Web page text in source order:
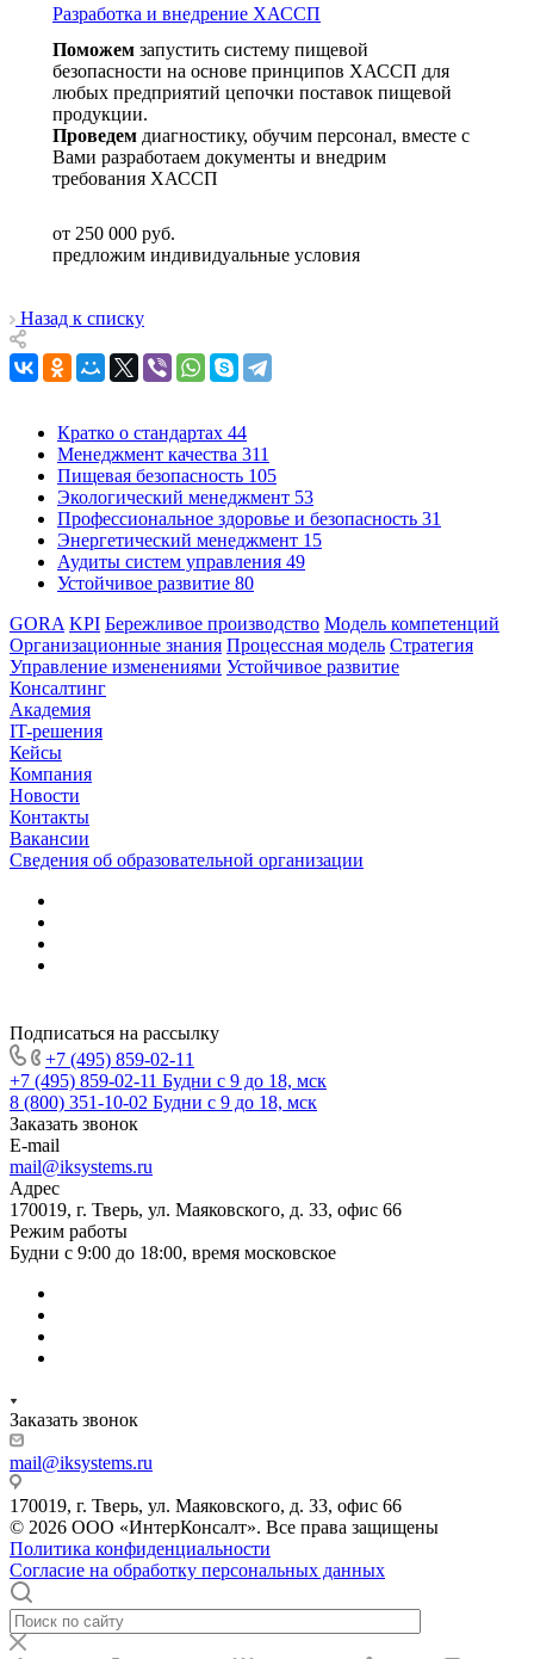
Разработка и внедрение ХАССП
Поможем запустить систему пищевой
безопасности на основе принципов ХАССП для
любых предприятий цепочки поставок пищевой
продукции.
Проведем диагностику, обучим персонал, вместе с
Вами разработаем документы и внедрим
требования ХАССП
от 250 000 руб.
предложим индивидуальные условия
Назад к списку
Кратко о стандартах 44
Менеджмент качества 311
Пищевая безопасность 105
Экологический менеджмент 53
Профессиональное здоровье и безопасность 31
Энергетический менеджмент 15
Аудиты систем управления 49
Устойчивое развитие 80
GORA KPI Бережливое производство Модель компетенций
Организационные знания Процессная модель Стратегия
Управление изменениями Устойчивое развитие
Консалтинг
Академия
IT-решения
Кейсы
Компания
Новости
Контакты
Вакансии
Сведения об образовательной организации
Подписаться на рассылку
+7 (495) 859-02-11
+7 (495) 859-02-11 Будни с 9 до 18, мск
8 (800) 351-10-02 Будни с 9 до 18, мск
Заказать звонок
E-mail
mail@iksystems.ru
Адрес
170019, г. Тверь, ул. Маяковского, д. 33, офис 66
Режим работы
Будни с 9:00 до 18:00, время московское
Заказать звонок
mail@iksystems.ru
170019, г. Тверь, ул. Маяковского, д. 33, офис 66
© 2026 ООО «ИнтерКонсалт». Все права защищены
Политика конфиденциальности
Согласие на обработку персональных данных